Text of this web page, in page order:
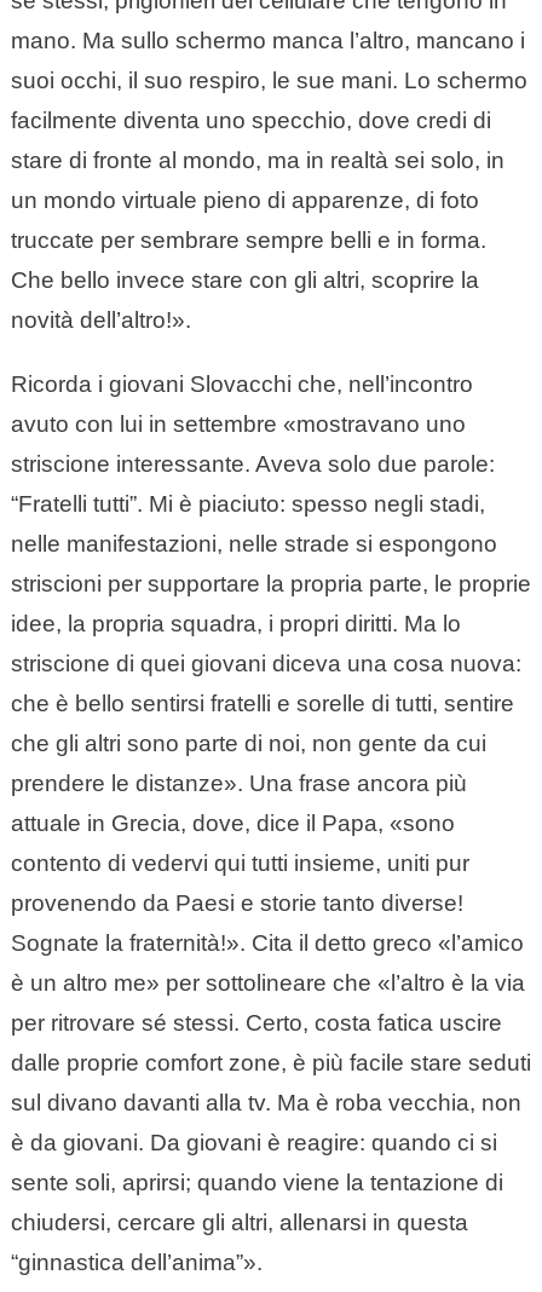
mano. Ma sullo schermo manca l’altro, mancano i
suoi occhi, il suo respiro, le sue mani. Lo schermo
facilmente diventa uno specchio, dove credi di
stare di fronte al mondo, ma in realtà sei solo, in
un mondo virtuale pieno di apparenze, di foto
truccate per sembrare sempre belli e in forma.
Che bello invece stare con gli altri, scoprire la
novità dell’altro!».
Ricorda i giovani Slovacchi che, nell’incontro
avuto con lui in settembre «mostravano uno
striscione interessante. Aveva solo due parole:
“Fratelli tutti”. Mi è piaciuto: spesso negli stadi,
nelle manifestazioni, nelle strade si espongono
striscioni per supportare la propria parte, le proprie
idee, la propria squadra, i propri diritti. Ma lo
striscione di quei giovani diceva una cosa nuova:
che è bello sentirsi fratelli e sorelle di tutti, sentire
che gli altri sono parte di noi, non gente da cui
prendere le distanze». Una frase ancora più
attuale in Grecia, dove, dice il Papa, «sono
contento di vedervi qui tutti insieme, uniti pur
provenendo da Paesi e storie tanto diverse!
Sognate la fraternità!». Cita il detto greco «l’amico
è un altro me» per sottolineare che «l’altro è la via
per ritrovare sé stessi. Certo, costa fatica uscire
dalle proprie comfort zone, è più facile stare seduti
sul divano davanti alla tv. Ma è roba vecchia, non
è da giovani. Da giovani è reagire: quando ci si
sente soli, aprirsi; quando viene la tentazione di
chiudersi, cercare gli altri, allenarsi in questa
“ginnastica dell’anima”».